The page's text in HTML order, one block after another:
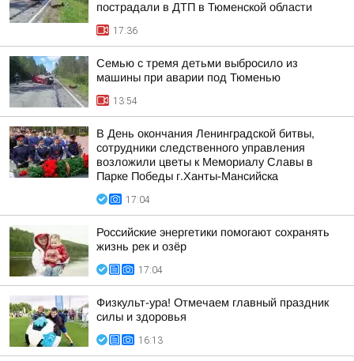
пострадали в ДТП в Тюменской области
17:36
Семью с тремя детьми выбросило из
машины при аварии под Тюменью
13:54
В День окончания Ленинградской битвы,
сотрудники следственного управления
возложили цветы к Мемориалу Славы в
Парке Победы г.Ханты-Мансийска
17:04
Российские энергетики помогают сохранять
жизнь рек и озёр
17:04
Физкульт-ура! Отмечаем главный праздник
силы и здоровья
16:13